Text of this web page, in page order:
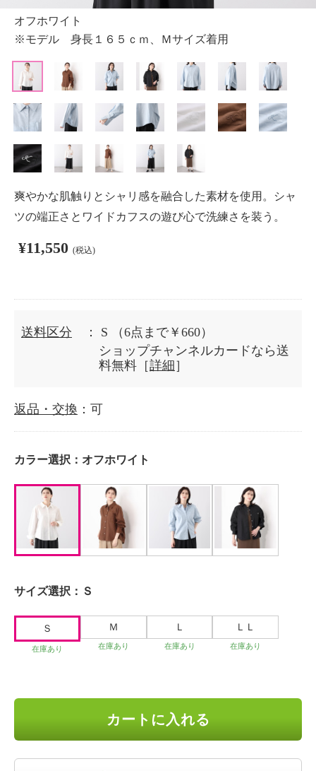
オフホワイト
※モデル 身長１６５ｃｍ、Ｍサイズ着用
爽やかな肌触りとシャリ感を融合した素材を使用。シャ
ツの端正さとワイドカフスの遊び心で洗練さを装う。
¥11,550 (税込)
送料区分 ： S
（6点まで￥660）
ショップチャンネルカードなら送
料無料［詳細 ］
返品・交換 ：可
カラー選択： オフホワイト
サイズ選択： Ｓ
Ｓ
在庫あり
Ｍ
在庫あり
Ｌ
在庫あり
ＬＬ
在庫あり
カートに入れる